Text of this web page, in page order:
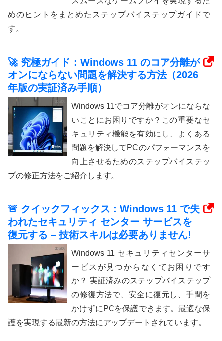
めのヒントをまとめたステップバイステップガイドで
す。
🚀 究極ガイド：Windows 11 のコア分離が
オンにならない問題を解決する方法（2026
年版の実証済み手順）
Windows 11でコア分離がオンにならな
いことにお困りですか？この重要なセ
キュリティ機能を有効にし、よくある
問題を解決してPCのパフォーマンスを
向上させるためのステップバイステッ
プの修正方法をご紹介します。
🚨 クイックフィックス：Windows 11 で失
われたセキュリティ センター サービスを
復元する – 技術スキルは必要ありません!
Windows 11 セキュリティセンターサ
ービスが見つからなくてお困りです
か？ 実証済みのステップバイステップ
の修復方法で、安全に復元し、手間を
かけずにPCを保護できます。最適な保
護を実現する最新の方法にアップデートされています。